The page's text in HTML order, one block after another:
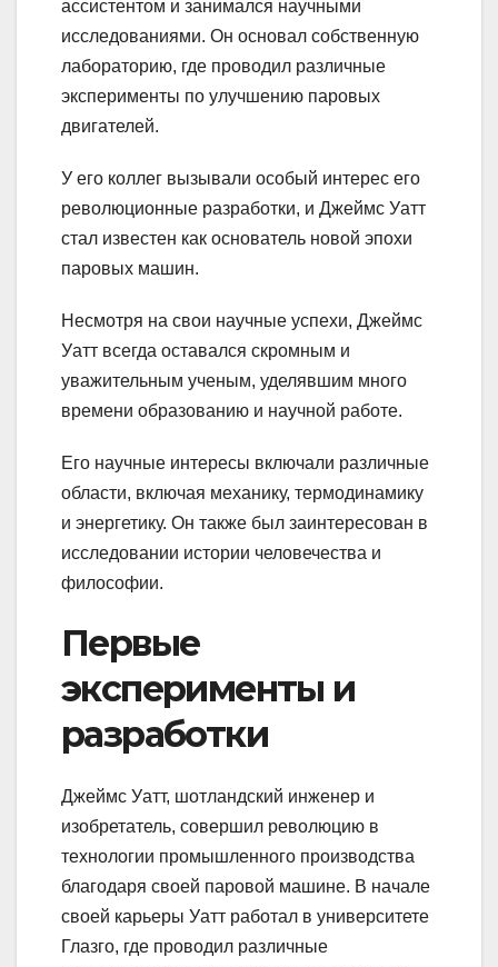
ассистентом и занимался научными
исследованиями. Он основал собственную
лабораторию, где проводил различные
эксперименты по улучшению паровых
двигателей.
У его коллег вызывали особый интерес его
революционные разработки, и Джеймс Уатт
стал известен как основатель новой эпохи
паровых машин.
Несмотря на свои научные успехи, Джеймс
Уатт всегда оставался скромным и
уважительным ученым, уделявшим много
времени образованию и научной работе.
Его научные интересы включали различные
области, включая механику, термодинамику
и энергетику. Он также был заинтересован в
исследовании истории человечества и
философии.
Первые
эксперименты и
разработки
Джеймс Уатт, шотландский инженер и
изобретатель, совершил революцию в
технологии промышленного производства
благодаря своей паровой машине. В начале
своей карьеры Уатт работал в университете
Глазго, где проводил различные